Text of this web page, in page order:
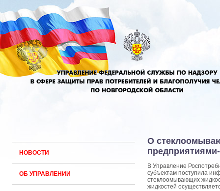
НОВОСТИ
ОБ УПРАВЛЕНИИ
О
В Управление
субъектам поступила
стеклоомывающих
жидкостей